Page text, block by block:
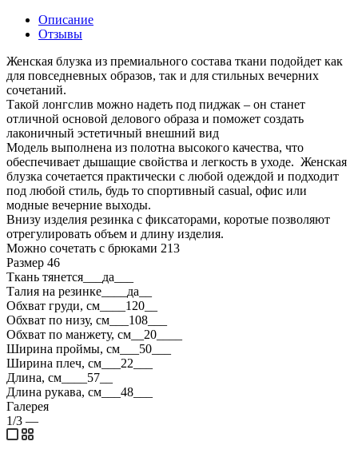
Описание
Отзывы
Женская блузка из премиального состава ткани подойдет как
для повседневных образов, так и для стильных вечерних
сочетаний.
Такой лонгслив можно надеть под пиджак – он станет
отличной основой делового образа и поможет создать
лаконичный эстетичный внешний вид
Модель выполнена из полотна высокого качества, что
обеспечивает дышащие свойства и легкость в уходе. Женская
блузка сочетается практически с любой одеждой и подходит
под любой стиль, будь то спортивный casual, офис или
модные вечерние выходы.
Внизу изделия резинка с фиксаторами, коротые позволяют
отрегулировать объем и длину изделия.
Можно сочетать с брюками 213
Размер 46
Ткань тянется___да___
Талия на резинке____да__
Обхват груди, см____120__
Обхват по низу, см___108___
Обхват по манжету, см__20____
Ширина проймы, см___50___
Ширина плеч, см___22___
Длина, см____57__
Длина рукава, см___48___
Галерея
1/3 —